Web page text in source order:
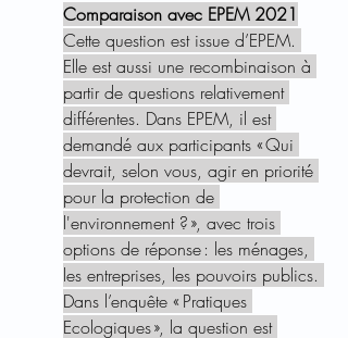
Comparaison avec EPEM 2021
Cette question est issue d’EPEM.
Elle est aussi une recombinaison à
partir de questions relativement
différentes. Dans EPEM, il est
demandé aux participants « Qui
devrait, selon vous, agir en priorité
pour la protection de
l'environnement ? », avec trois
options de réponse : les ménages,
les entreprises, les pouvoirs publics.
Dans l’enquête « Pratiques
Ecologiques », la question est